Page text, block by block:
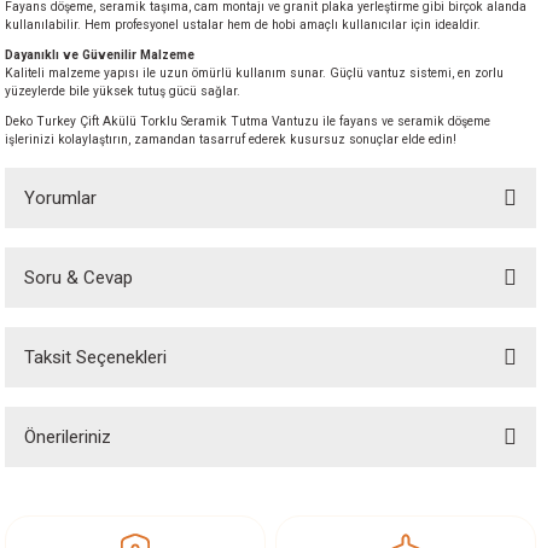
Fayans döşeme, seramik taşıma, cam montajı ve granit plaka yerleştirme gibi birçok alanda
kullanılabilir. Hem profesyonel ustalar hem de hobi amaçlı kullanıcılar için idealdir.
Dayanıklı ve Güvenilir Malzeme
Kaliteli malzeme yapısı ile uzun ömürlü kullanım sunar. Güçlü vantuz sistemi, en zorlu
yüzeylerde bile yüksek tutuş gücü sağlar.
Deko Turkey Çift Akülü Torklu Seramik Tutma Vantuzu ile fayans ve seramik döşeme
işlerinizi kolaylaştırın, zamandan tasarruf ederek kusursuz sonuçlar elde edin!
Yorumlar
Soru & Cevap
Ürün hakkında henüz soru sorulmamış.
Taksit Seçenekleri
Önerileriniz